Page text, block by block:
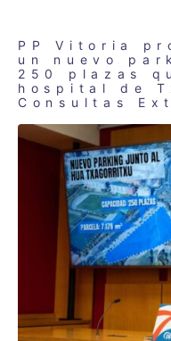
PP Vitoria
un nuevo
250 plazas
hospital de
Consultas